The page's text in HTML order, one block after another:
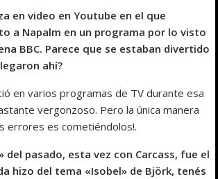
en video en Youtube en el que
a Napalm en un programa por lo visto
BBC. Parece que se estaban divertido
ahí?
en varios programas de TV durante esa
vergonzoso. Pero la única manera
errores es cometiéndolos!.
del pasado, esta vez con Carcass, fue el
hizo del tema «Isobel» de Björk, tenés